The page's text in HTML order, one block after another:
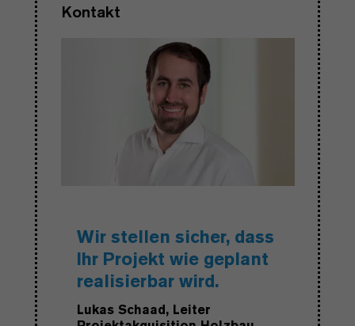
Kontakt
Wir stellen sicher, dass
Ihr Projekt wie geplant
realisierbar wird.
Lukas Schaad, Leiter